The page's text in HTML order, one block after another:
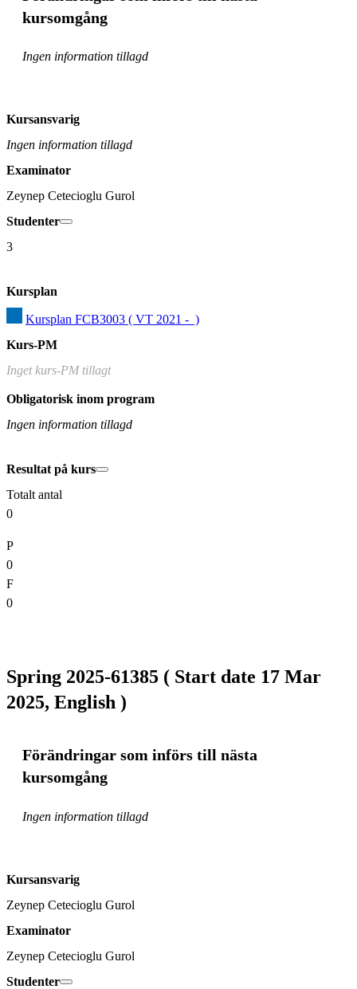
kursomgång
Ingen information tillagd
Kursansvarig
Ingen information tillagd
Examinator
Zeynep Cetecioglu Gurol
Studenter
3
Kursplan
Kursplan FCB3003 ( VT 2021 -  )
Kurs-PM
Inget kurs-PM tillagt
Obligatorisk inom program
Ingen information tillagd
Resultat på kurs
Totalt antal
0
P
0
F
0
Spring 2025-61385 ( Start date 17 Mar
2025, English )
Förändringar som införs till nästa
kursomgång
Ingen information tillagd
Kursansvarig
Zeynep Cetecioglu Gurol
Examinator
Zeynep Cetecioglu Gurol
Studenter